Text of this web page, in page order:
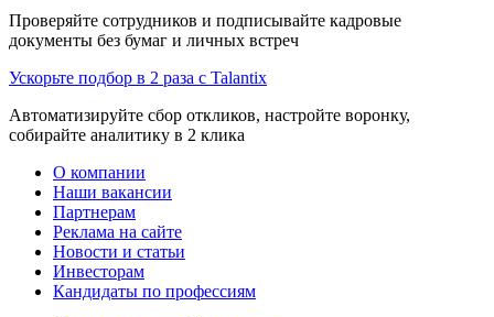
Проверяйте сотрудников и подписывайте кадровые
документы без бумаг и личных встреч
Ускорьте подбор в 2 раза с Talantix
Автоматизируйте сбор откликов, настройте воронку,
собирайте аналитику в 2 клика
О компании
Наши вакансии
Партнерам
Реклама на сайте
Новости и статьи
Инвесторам
Кандидаты по профессиям